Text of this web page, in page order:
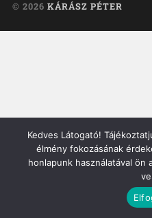
© 2026 KÁRÁSZ PÉTER
Kedves Látogató!
élmény fokozásának
honlapunk használatával ön